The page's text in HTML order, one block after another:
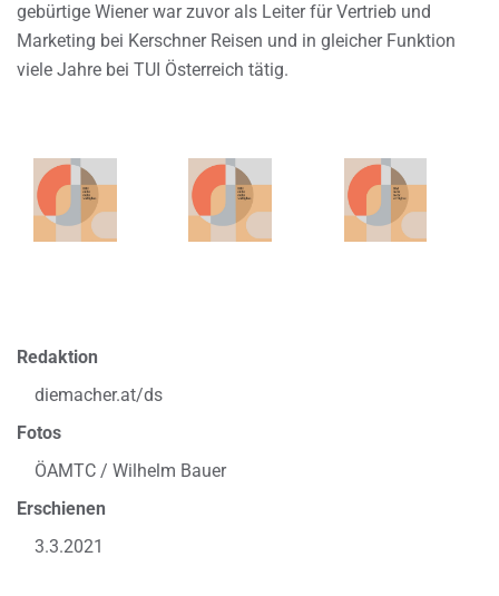
gebürtige Wiener war zuvor als Leiter für Vertrieb und
Marketing bei Kerschner Reisen und in gleicher Funktion
viele Jahre bei TUI Österreich tätig.
Redaktion
diemacher.at/ds
Fotos
ÖAMTC / Wilhelm Bauer
Erschienen
3.3.2021